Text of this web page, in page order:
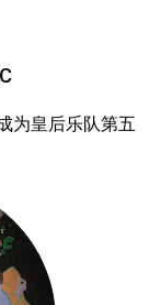
为皇后乐队第五